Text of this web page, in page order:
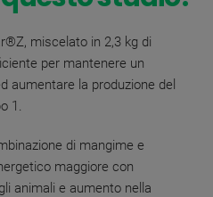
®Z, miscelato in 2,3 kg di
per mantenere un
aumentare la produzione del
1.
di mangime e
maggiore con
animali e aumento nella